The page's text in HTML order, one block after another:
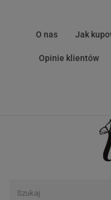
O nas Jak
Opinie klientów